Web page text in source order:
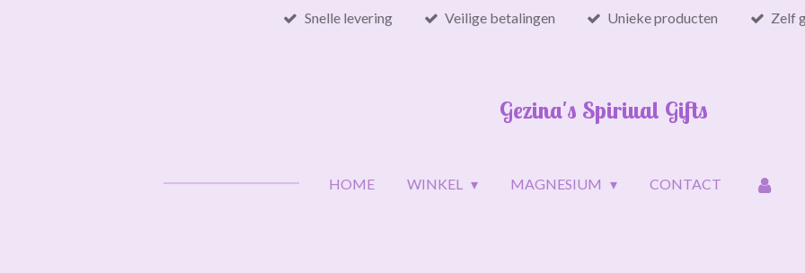
Snelle levering Veilige betalingen Unieke producten Zelf
Gezina's Spiriual Gifts
HOME WINKEL MAGNESIUM CONTACT